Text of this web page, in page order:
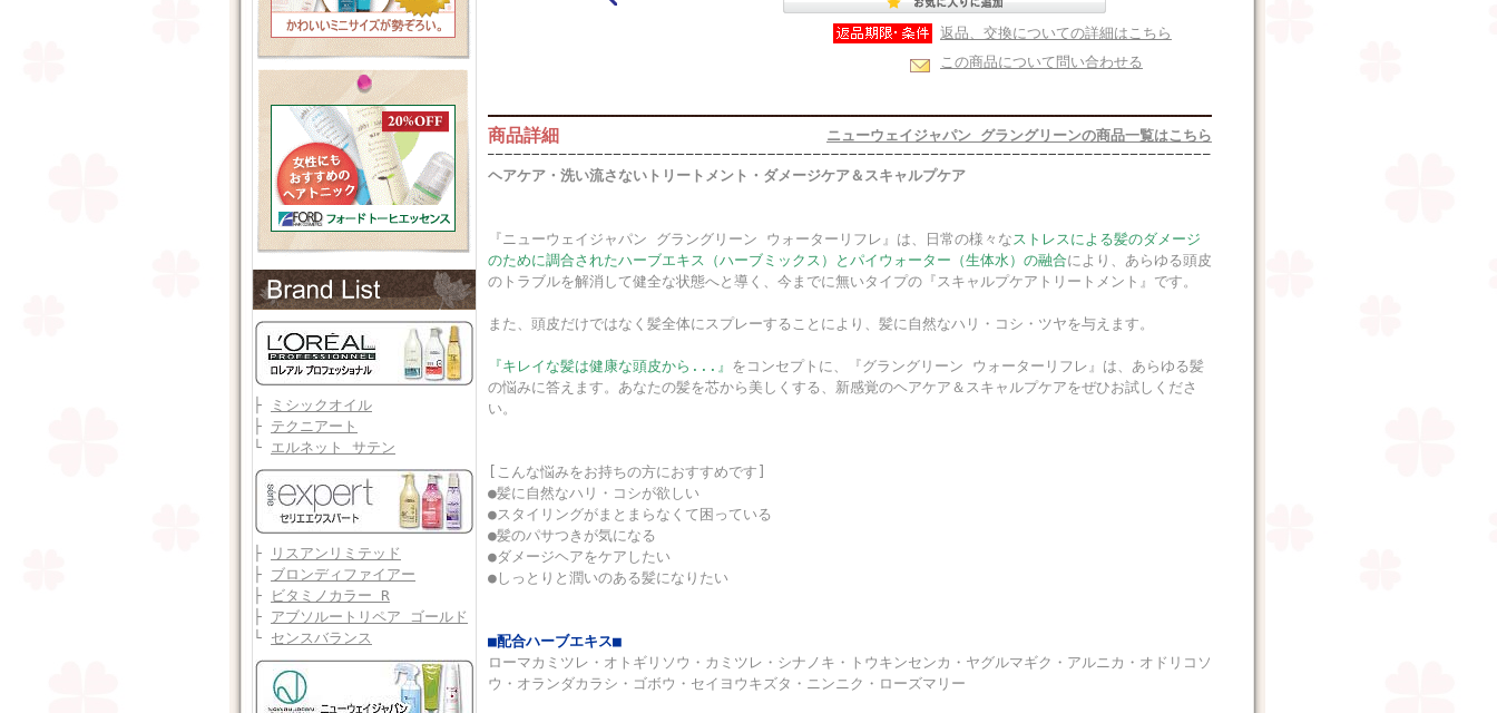
├
ミシックオイル
├ テクニアート
└ エルネット サテン
├
リスアンリミテッド
├ ブロンディファイアー
├
ビタミノカラー R
├ アブソルートリペア ゴールド
└ センスバランス
返品、交換についての詳細はこちら
この商品について問い合わせる
商品詳細 ニューウェイジャパン グラングリーンの商品一覧はこちら
ヘアケア・洗い流さないトリートメント・ダメージケア＆スキャルプケア
『ニューウェイジャパン グラングリーン ウォーターリフレ』は、日常の様々なストレスによる髪のダメージ
のために調合されたハーブエキス（ハーブミックス）とパイウォーター（生体水）の融合により、あらゆる頭皮
のトラブルを解消して健全な状態へと導く、今までに無いタイプの『スキャルプケアトリートメント』です。
また、頭皮だけではなく髪全体にスプレーすることにより、髪に自然なハリ・コシ・ツヤを与えます。
『キレイな髪は健康な頭皮から...』 をコンセプトに、『グラングリーン ウォーターリフレ』は、あらゆる髪
の悩みに答えます。あなたの髪を芯から美しくする、新感覚のヘアケア＆スキャルプケアをぜひお試しくださ
い。
[こんな悩みをお持ちの方におすすめです]
●髪に自然なハリ・コシが欲しい
●スタイリングがまとまらなくて困っている
●髪のパサつきが気になる
●ダメージヘアをケアしたい
●しっとりと潤いのある髪になりたい
■配合ハーブエキス■
ローマカミツレ・オトギリソウ・カミツレ・シナノキ・トウキンセンカ・ヤグルマギク・アルニカ・オドリコソ
ウ・オランダカラシ・ゴボウ・セイヨウキズタ・ニンニク・ローズマリー